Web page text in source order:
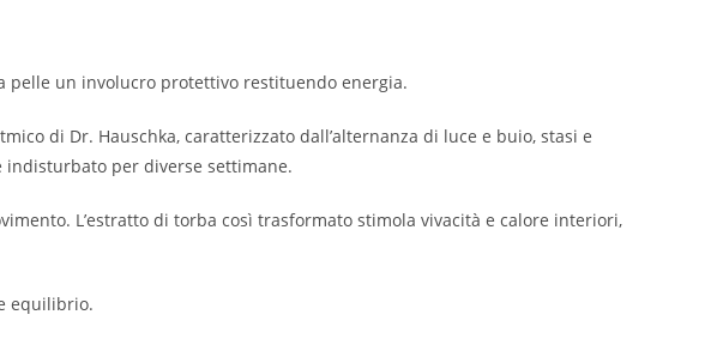
pelle un involucro protettivo restituendo energia.
di Dr. Hauschka, caratterizzato dall’alternanza di luce e buio, stasi e
indisturbato per diverse settimane.
L’estratto di torba così trasformato stimola vivacità e calore interiori,
equilibrio.